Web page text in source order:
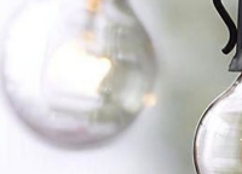
08:00 до 17:00. Об этом
пресс-службе ДТЭК
которых 30 ноября
Никополе: